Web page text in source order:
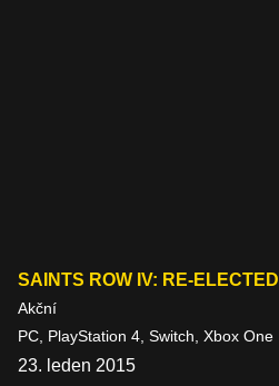
SAINTS ROW IV: RE-ELECTED
Akční
PC, PlayStation 4, Switch, Xbox One
23. leden 2015